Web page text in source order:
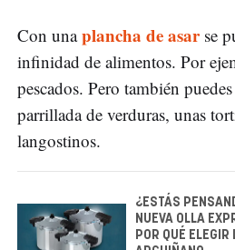
Con unaplancha de asarse
infinidad de alimentos. Por
pescados. Pero también
parrillada de verduras, unas
langostinos.
¿ESTÁS
NUEVA OLLA
POR QUÉ